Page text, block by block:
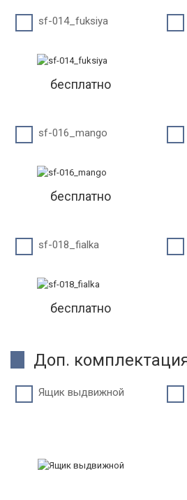
sf-014_fuksiya
бесплатно
sf-016_mango
бесплатно
sf-018_fialka
бесплатно
Доп.
Ящик выдвижной